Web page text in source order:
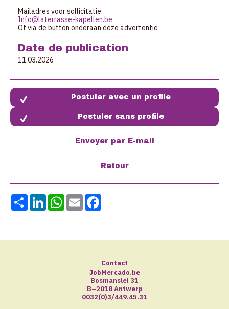
Mailadres voor sollicitatie:
Info@laterrasse-kapellen.be
Of via de button onderaan deze advertentie
Date de publication
11.03.2026
Postuler sans profile
Share LinkedInWhatsApp
Email
Contact
JobMercado.be
Bosmanslei 31
B–2018 Antwerp
0032(0)3/449.45.31